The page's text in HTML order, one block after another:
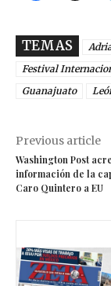
TEMAS
Festival
Guanajuato
Previous article
Washington Post
información de la
Caro Quintero a EU